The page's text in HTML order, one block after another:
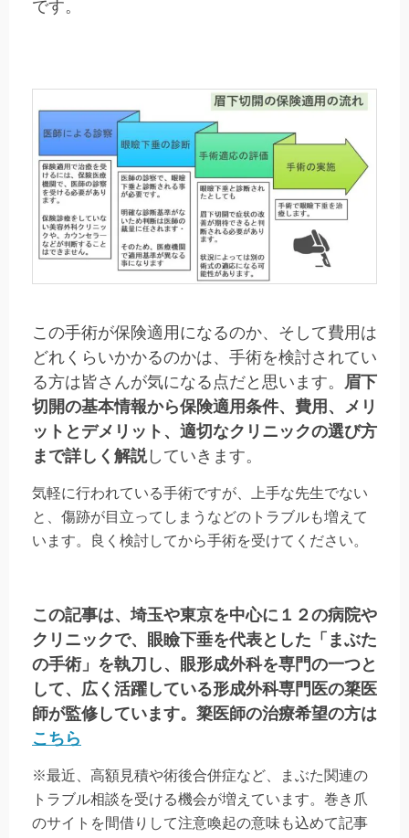
です。
この手術が保険適用になるのか、そして費用は
どれくらいかかるのかは、手術を検討されてい
る方は皆さんが気になる点だと思います。 眉下
切開の基本情報から保険適用条件、費用、メリ
ットとデメリット、適切なクリニックの選び方
まで詳しく解説していきます。
気軽に行われている手術ですが、上手な先生でない
と、傷跡が目立ってしまうなどのトラブルも増えて
います。良く検討してから手術を受けてください。
この記事は、埼玉や東京を中心に１２の病院や
クリニックで、眼瞼下垂を代表とした「まぶた
の手術」を執刀し、眼形成外科を専門の一つと
して、広く活躍している形成外科専門医の簗医
師が監修しています。簗医師の治療希望の方は
こちら
※最近、高額見積や術後合併症など、まぶた関連の
トラブル相談を受ける機会が増えています。巻き爪
のサイトを間借りして注意喚起の意味も込めて記事